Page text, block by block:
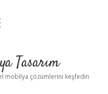
Tasarım
mobilya çözümlerini keşfedin